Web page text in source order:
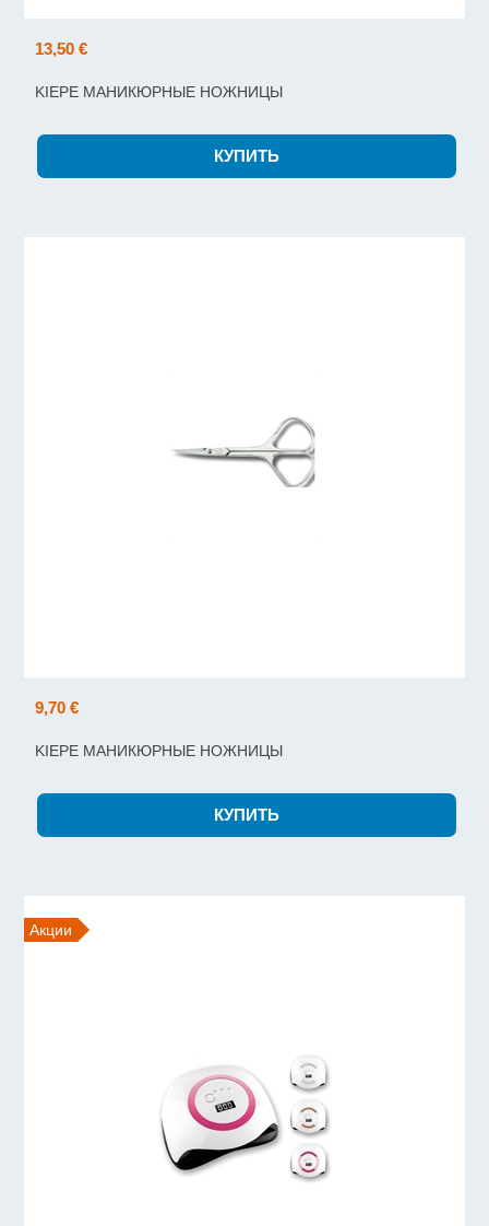
13,50 €
KIEPE МАНИКЮРНЫЕ НОЖНИЦЫ
9,70 €
KIEPE МАНИКЮРНЫЕ НОЖНИЦЫ
Акции